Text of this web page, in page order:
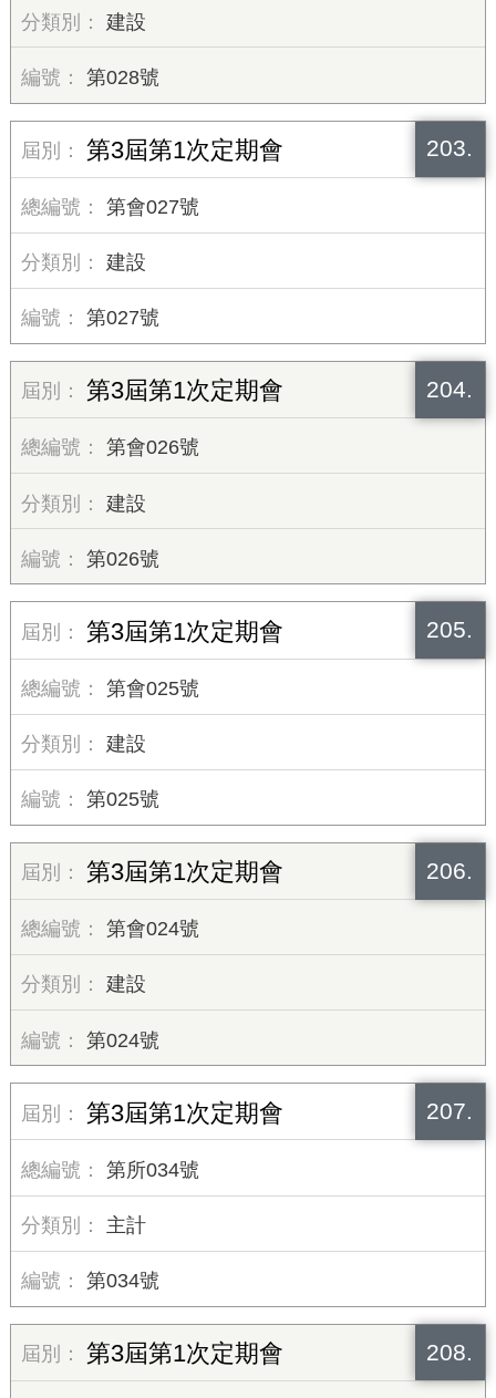
建設
第028號
203.
第3屆第1次定期會
第會027號
建設
第027號
204.
第3屆第1次定期會
第會026號
建設
第026號
205.
第3屆第1次定期會
第會025號
建設
第025號
206.
第3屆第1次定期會
第會024號
建設
第024號
207.
第3屆第1次定期會
第所034號
主計
第034號
208.
第3屆第1次定期會